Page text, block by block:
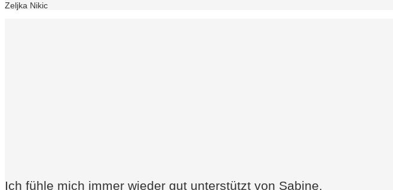
Zeljka Nikic
Ich fühle mich immer wieder gut unterstützt von Sabine.